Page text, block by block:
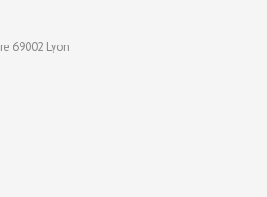
69002 Lyon